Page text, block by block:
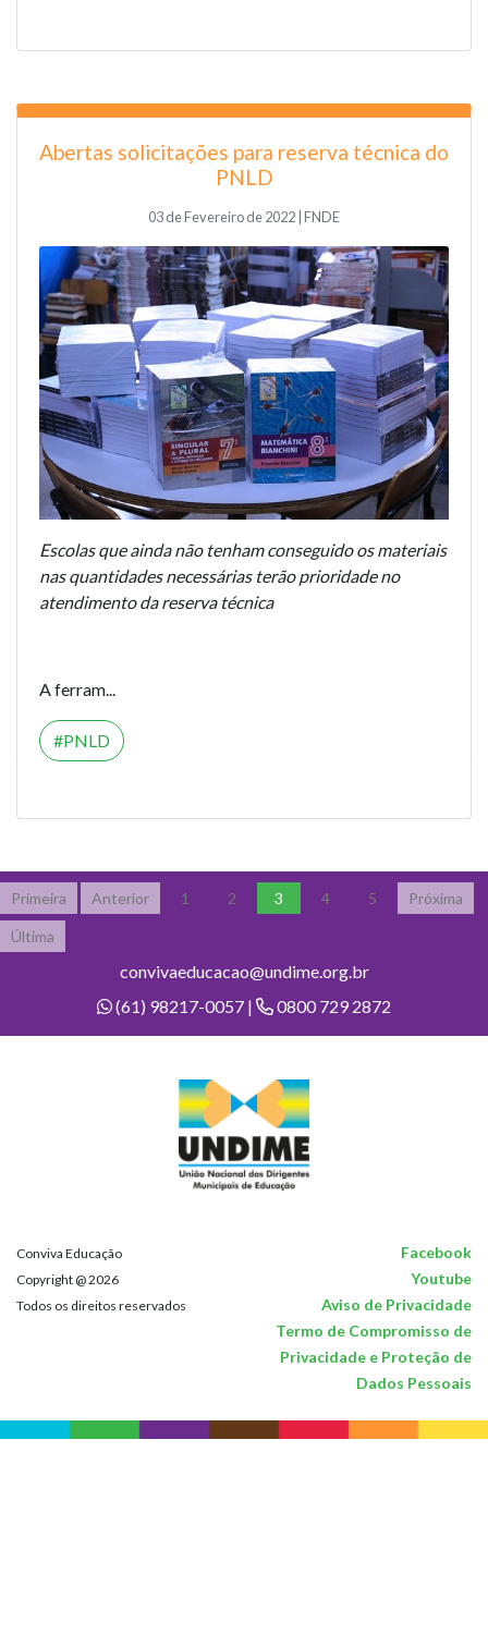
Abertas solicitações para reserva técnica do
PNLD
03 de Fevereiro de 2022 | FNDE
Escolas que ainda não tenham conseguido os materiais
nas quantidades necessárias terão prioridade no
atendimento da reserva técnica
A ferram...
PNLD
Primeira Anterior 1 2 3 4 5 Próxima
Última
convivaeducacao@undime.org.br
(61) 98217-0057 |
0800 729 2872
Conviva Educação Facebook
Copyright @ 2026 Youtube
Todos os direitos reservados
Aviso de Privacidade
Termo de Compromisso de
Privacidade e Proteção de
Dados Pessoais